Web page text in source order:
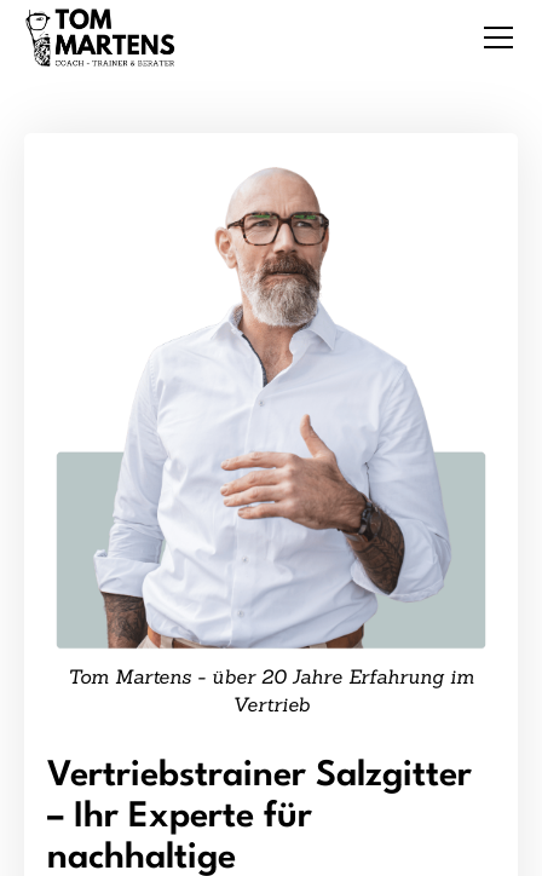
Vertriebstrainer Salzgitter
– Ihr Experte für
nachhaltige
Tom Martens - über 20 Jahre Erfahrung im
Vertrieb